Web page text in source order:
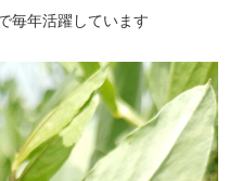
毎年活躍しています